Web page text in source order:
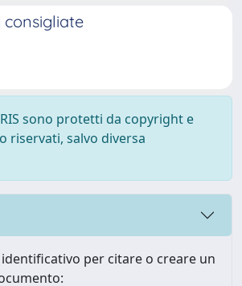
consigliate
sono protetti da copyright e
riservati, salvo diversa
per citare o creare un